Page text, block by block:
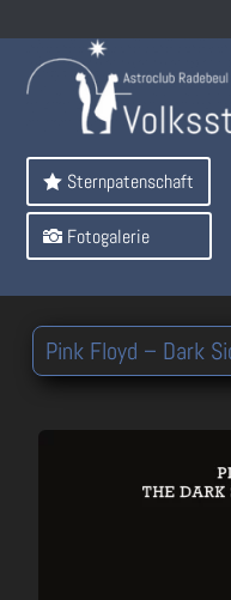
Sternpatenschaft
Fotogalerie
Pink Floyd – Dark